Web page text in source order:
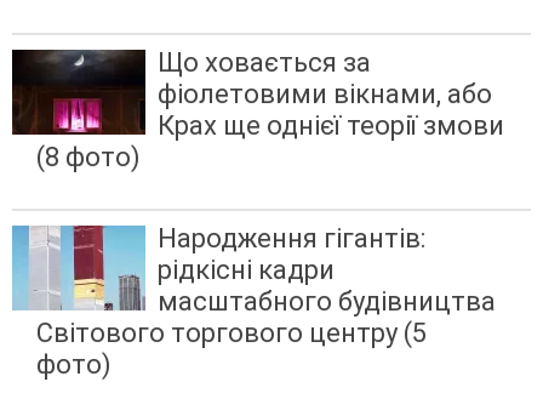
Що ховається за
фіолетовими вікнами, або
Крах ще однієї теорії змови
(8 фото)
Народження гігантів:
рідкісні кадри
масштабного будівництва
Світового торгового центру (5
фото)